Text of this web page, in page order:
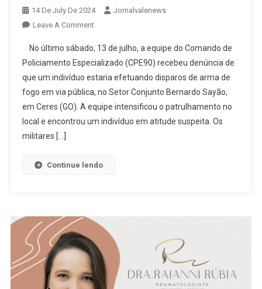
14 De July De 2024
Jornalvalenews
Leave A CommentOn
Efetua
Disparos
De
Arma
De
Fogo
Preso:
Arma
E
Drogas
Também
No último sábado, 13 de julho, a equipe do Comando de
Policiamento Especializado (CPE90) recebeu denúncia de
que um indivíduo estaria efetuando disparos de arma de
fogo em via pública, no Setor Conjunto Bernardo Sayão,
em Ceres (GO). A equipe intensificou o patrulhamento no
local e encontrou um indivíduo em atitude suspeita. Os
militares […]
Continue lendo